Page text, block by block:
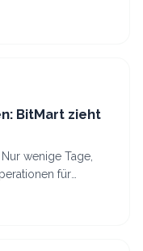
dass viele
BitMart zieht
wenige Tage,
für
zieht nun die